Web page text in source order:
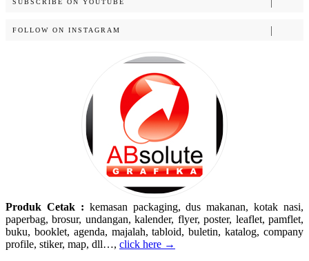
SUBSCRIBE ON YOUTUBE
FOLLOW ON INSTAGRAM
Produk Cetak : kemasan packaging, dus makanan, kotak nasi,
paperbag, brosur, undangan, kalender, flyer, poster, leaflet, pamflet,
buku, booklet, agenda, majalah, tabloid, buletin, katalog, company
profile, stiker, map, dll…, click here →